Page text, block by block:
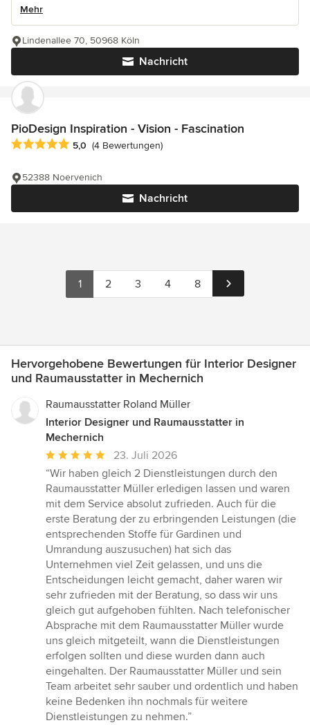
Mehr
Nachricht
Lindenallee 70, 50968 Köln
PioDesign Inspiration - Vision - Fascination
Durchschnittliche Bewertung: 5 von 5 Sternen
5,0 (4 Bewertungen)
Nachricht
52388 Noervenich
1 2 3 4 8
Hervorgehobene Bewertungen für Interior Designer
und Raumausstatter in Mechernich
Raumausstatter Roland Müller
Interior Designer und Raumausstatter in
Mechernich
Durchschnittliche
Bewertung:
5
von
5
Sternen
23. Juli 2026
“Wir haben gleich 2 Dienstleistungen durch den
Raumausstatter Müller erledigen lassen und waren
mit dem Service absolut zufrieden. Auch für die
erste Beratung der zu erbringenden Leistungen (die
entsprechenden Stoffe für Gardinen und
Umrandung auszusuchen) hat sich das
Unternehmen viel Zeit gelassen, und uns die
Entscheidungen leicht gemacht, daher waren wir
sehr zufrieden mit der Beratung, so dass wir uns
gleich gut aufgehoben fühlten. Nach telefonischer
Absprache mit dem Raumausstatter Müller wurde
uns gleich mitgeteilt, wann die Dienstleistungen
erfolgen sollten und diese wurden dann auch
eingehalten. Der Raumausstatter Müller und sein
Team arbeitet sehr sauber und ordentlich und haben
keine Bedenken ihn nochmals für weitere
Dienstleistungen zu nehmen.”